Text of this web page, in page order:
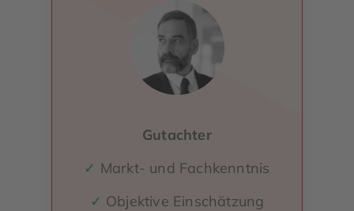
Gutachter
✓ Markt- und Fachkenntnis
✓ Objektive Einschätzung